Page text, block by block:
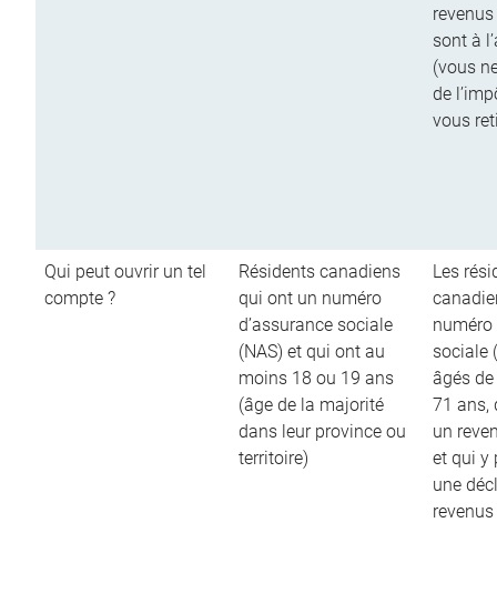
sont à
(vous
de
vous
Qui peut ouvrir un tel
compte ?
Résidents canadiens
qui ont un numéro
d’assurance sociale
(NAS) et qui ont au
moins 18 ou 19 ans
(âge de la majorité
dans leur province ou
territoire)
Les
numéro
sociale
âgés
71 ans,
un
et qui y
une
revenus